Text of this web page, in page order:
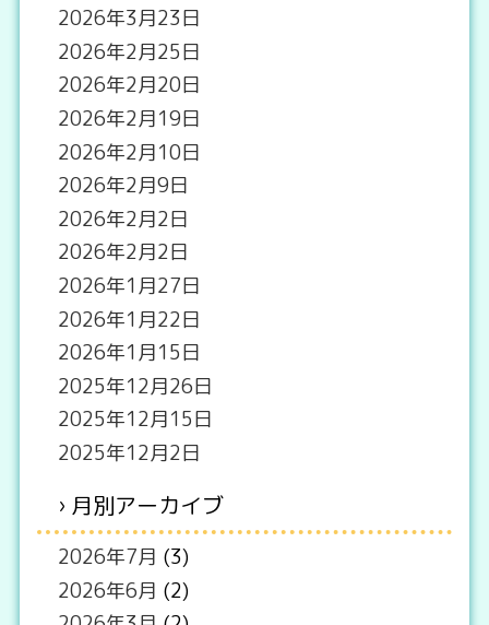
2026年3月23日
2026年2月25日
2026年2月20日
2026年2月19日
2026年2月10日
2026年2月9日
2026年2月2日
2026年2月2日
2026年1月27日
2026年1月22日
2026年1月15日
2025年12月26日
2025年12月15日
2025年12月2日
月別アーカイブ
2026年7月 (3)
2026年6月 (2)